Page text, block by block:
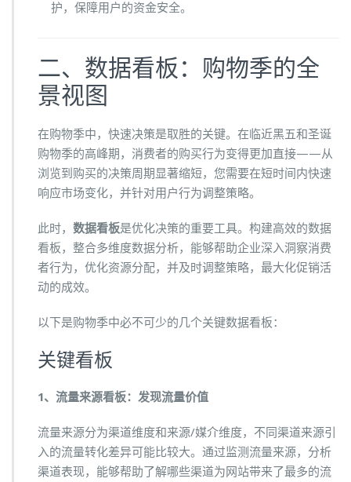
护，保障用户的资金安全。
二、数据看板：购物季的全
景视图
在购物季中，快速决策是取胜的关键。在临近黑五和圣诞
购物季的高峰期，消费者的购买行为变得更加直接——从
浏览到购买的决策周期显著缩短，您需要在短时间内快速
响应市场变化，并针对用户行为调整策略。
此时， 数据看板是优化决策的重要工具。构建高效的数据
看板，整合多维度数据分析，能够帮助企业深入洞察消费
者行为，优化资源分配，并及时调整策略，最大化促销活
动的成效。
以下是购物季中必不可少的几个关键数据看板：
关键看板
1、流量来源看板：发现流量价值
流量来源分为渠道维度和来源/媒介维度，不同渠道来源引
入的流量转化差异可能比较大。通过监测流量来源，分析
渠道表现，能够帮助了解哪些渠道为网站带来了最多的流